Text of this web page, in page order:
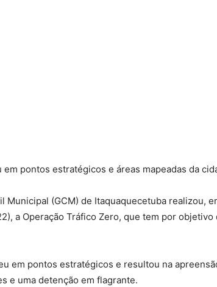
em pontos estratégicos e áreas mapeadas da
Municipal (GCM) de Itaquaquecetuba realizou,
a Operação Tráfico Zero, que tem por
em pontos estratégicos e resultou na
e uma detenção em flagrante.